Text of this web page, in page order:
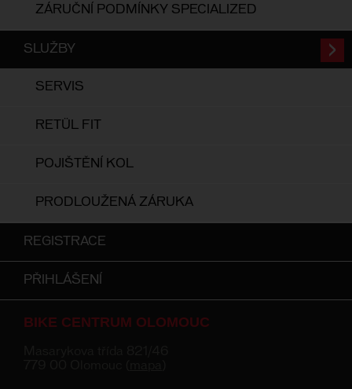
ZÁRUČNÍ PODMÍNKY SPECIALIZED
SLUŽBY
SERVIS
RETÜL FIT
POJIŠTĚNÍ KOL
PRODLOUŽENÁ ZÁRUKA
REGISTRACE
PŘIHLÁŠENÍ
BIKE CENTRUM OLOMOUC